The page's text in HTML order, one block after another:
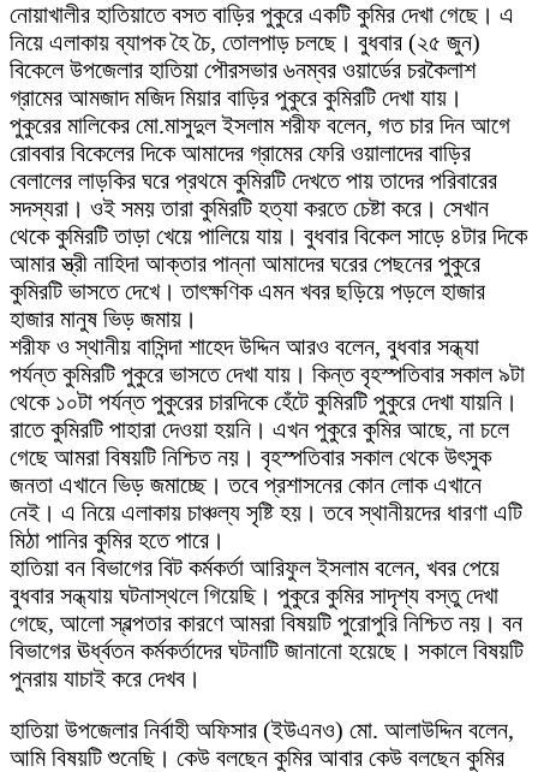
নোয়াখালীর হাতিয়াতে বসত বাড়ির পুকুরে একটি কুমির দেখা গেছে। এ
নিয়ে এলাকায় ব্যাপক হৈ চৈ, তোলপাড় চলছে। বুধবার (২৫ জুন)
বিকেলে উপজেলার হাতিয়া পৌরসভার ৬নম্বর ওয়ার্ডের চরকৈলাশ
গ্রামের আমজাদ মজিদ মিয়ার বাড়ির পুকুরে কুমিরটি দেখা যায়।
পুকুরের মালিকের মো.মাসুদুল ইসলাম শরীফ বলেন, গত চার দিন আগে
রোববার বিকেলের দিকে আমাদের গ্রামের ফেরি ওয়ালাদের বাড়ির
বেলালের লাড়কির ঘরে প্রথমে কুমিরটি দেখতে পায় তাদের পরিবারের
সদস্যরা। ওই সময় তারা কুমিরটি হত্যা করতে চেষ্টা করে। সেখান
থেকে কুমিরটি তাড়া খেয়ে পালিয়ে যায়। বুধবার বিকেল সাড়ে ৪টার দিকে
আমার স্ত্রী নাহিদা আক্তার পান্না আমাদের ঘরের পেছনের পুকুরে
কুমিরটি ভাসতে দেখে। তাৎক্ষণিক এমন খবর ছড়িয়ে পড়লে হাজার
হাজার মানুষ ভিড় জমায়।
শরীফ ও স্থানীয় বাসিন্দা শাহেদ উদ্দিন আরও বলেন, বুধবার সন্ধ্যা
পর্যন্ত কুমিরটি পুকুরে ভাসতে দেখা যায়। কিন্ত বৃহস্পতিবার সকাল ৯টা
থেকে ১০টা পর্যন্ত পুকুরের চারদিকে হেঁটে কুমিরটি পুকুরে দেখা যায়নি।
রাতে কুমিরটি পাহারা দেওয়া হয়নি। এখন পুকুরে কুমির আছে, না চলে
গেছে আমরা বিষয়টি নিশ্চিত নয়। বৃহস্পতিবার সকাল থেকে উৎসুক
জনতা এখানে ভিড় জমাচ্ছে। তবে প্রশাসনের কোন লোক এখানে
নেই। এ নিয়ে এলাকায় চাঞ্চল্য সৃষ্টি হয়। তবে স্থানীয়দের ধারণা এটি
মিঠা পানির কুমির হতে পারে।
হাতিয়া বন বিভাগের বিট কর্মকর্তা আরিফুল ইসলাম বলেন, খবর পেয়ে
বুধবার সন্ধ্যায় ঘটনাস্থলে গিয়েছি। পুকুরে কুমির সাদৃশ্য বস্তু দেখা
গেছে, আলো স্বল্পতার কারণে আমরা বিষয়টি পুরোপুরি নিশ্চিত নয়। বন
বিভাগের ঊর্ধ্বতন কর্মকর্তাদের ঘটনাটি জানানো হয়েছে। সকালে বিষয়টি
পুনরায় যাচাই করে দেখব।
হাতিয়া উপজেলার নির্বাহী অফিসার (ইউএনও) মো. আলাউদ্দিন বলেন,
আমি বিষয়টি শুনেছি। কেউ বলছেন কুমির আবার কেউ বলছেন কুমির